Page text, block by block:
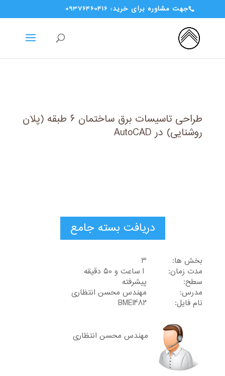
جهت مشاوره برای خرید: 09376460416
طراحی تاسیسات برق ساختمان 6 طبقه (پلان
روشنایی) در AutoCAD
دریافت بسته جامع
بخش ها: 3
مدت زمان:
سطح: پیشرفته
مدرس: مهندس محسن انتظاری
نام فایل: BME1482
مهندس محسن انتظاری